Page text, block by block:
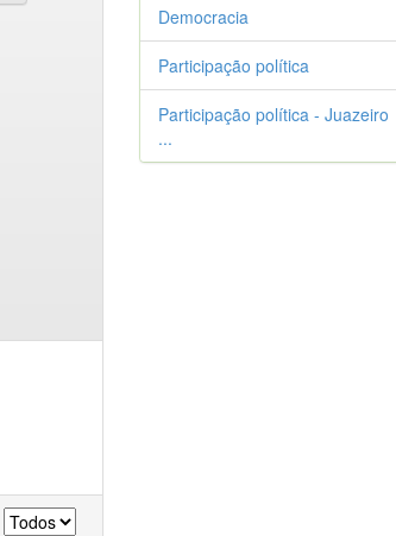
Democracia
Participação política
Participação política - Juazeiro
...